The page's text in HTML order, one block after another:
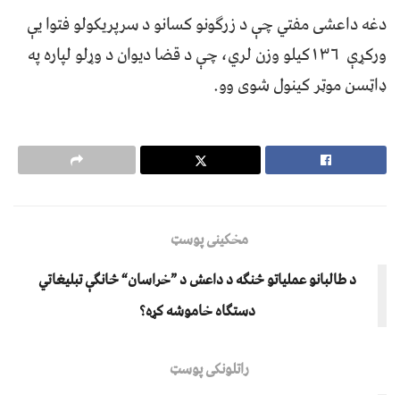
دغه داعشی مفتي چې د زرګونو کسانو د سرپریکولو فتوا یې
ورکړې ۱۳۶کیلو وزن لري، چې د قضا دیوان د وړلو لپاره په
ډاټسن موټر کینول شوی وو.
مخکینی پوسټ
د طالبانو عملیاتو څنګه د داعش د ”خراسان“ څانګې تبلیغاتي
دستګاه خاموشه کړه؟
راتلونکی پوسټ